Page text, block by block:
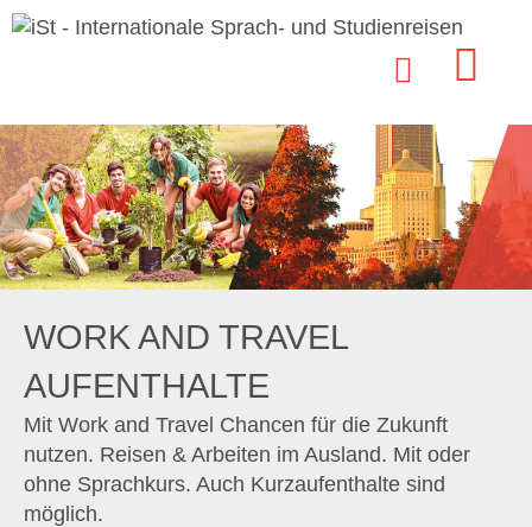
WORK AND TRAVEL
AUFENTHALTE
Mit Work and Travel Chancen für die Zukunft
nutzen. Reisen & Arbeiten im Ausland. Mit oder
ohne Sprachkurs. Auch Kurzaufenthalte sind
möglich.